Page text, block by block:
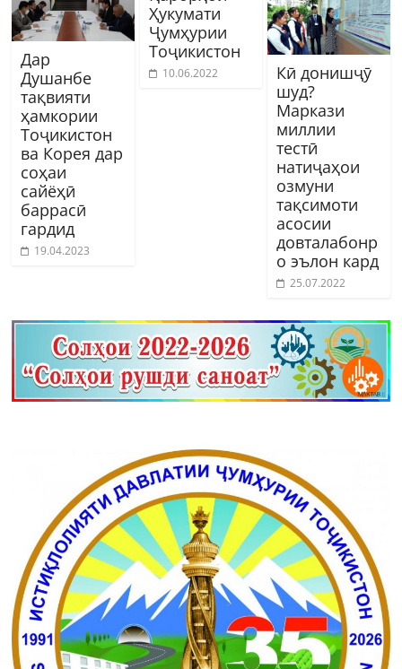
Дар
Душанбе
тақвияти
ҳамкории
Тоҷикистон
ва Корея дар
соҳаи
сайёҳӣ
баррасӣ
гардид
19.04.2023
Ҳукумати
Ҷумҳурии
Тоҷикистон
10.06.2022
Кӣ донишҷӯ
шуд?
Маркази
миллии
тестӣ
натиҷаҳои
озмуни
тақсимоти
асосии
довталабонр
о эълон кард
25.07.2022